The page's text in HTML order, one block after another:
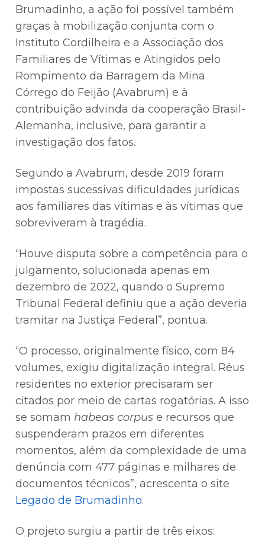
Brumadinho, a ação foi possível também
graças à mobilização conjunta com o
Instituto Cordilheira e a Associação dos
Familiares de Vítimas e Atingidos pelo
Rompimento da Barragem da Mina
Córrego do Feijão (Avabrum) e à
contribuição advinda da cooperação Brasil-
Alemanha, inclusive, para garantir a
investigação dos fatos.
Segundo a Avabrum, desde 2019 foram
impostas sucessivas dificuldades jurídicas
aos familiares das vítimas e às vítimas que
sobreviveram à tragédia.
“Houve disputa sobre a competência para o
julgamento, solucionada apenas em
dezembro de 2022, quando o Supremo
Tribunal Federal definiu que a ação deveria
tramitar na Justiça Federal”, pontua.
“O processo, originalmente físico, com 84
volumes, exigiu digitalização integral. Réus
residentes no exterior precisaram ser
citados por meio de cartas rogatórias. A isso
se somam habeas corpus e recursos que
suspenderam prazos em diferentes
momentos, além da complexidade de uma
denúncia com 477 páginas e milhares de
documentos técnicos”, acrescenta o site
Legado de Brumadinho.
O projeto surgiu a partir de três eixos: